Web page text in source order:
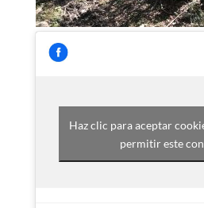
Haz clic para aceptar
permitir este